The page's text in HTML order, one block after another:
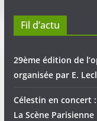
Fil d’actu
29ème édition de
organisée par E.
Célestin en concert
La Scène Parisienne